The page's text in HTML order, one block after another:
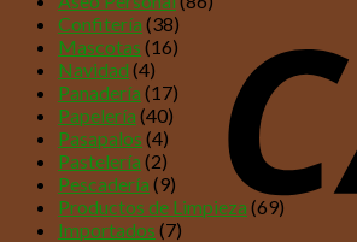
Confitería (38)
Mascotas (16)
Navidad (4)
Panadería (17)
Papelería (40)
Pasapalos (4)
Pastelería (2)
Pescadería (9)
Productos de Limpieza (69)
Importados (7)